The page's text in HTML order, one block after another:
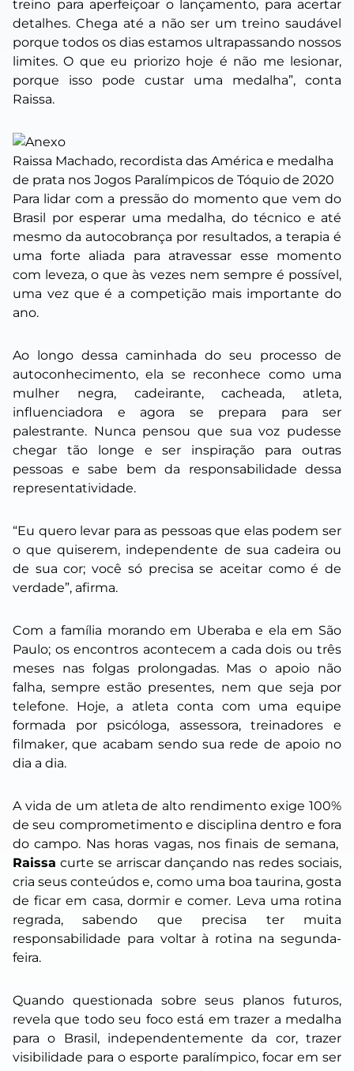
treino para aperfeiçoar o lançamento, para acertar
detalhes. Chega até a não ser um treino saudável
porque todos os dias estamos ultrapassando nossos
limites. O que eu priorizo hoje é não me lesionar,
porque isso pode custar uma medalha”, conta
Raissa.
Raissa Machado, recordista das América e medalha
de prata nos Jogos Paralímpicos de Tóquio de 2020
Para lidar com a pressão do momento que vem do
Brasil por esperar uma medalha, do técnico e até
mesmo da autocobrança por resultados, a terapia é
uma forte aliada para atravessar esse momento
com leveza, o que às vezes nem sempre é possível,
uma vez que é a competição mais importante do
ano.
Ao longo dessa caminhada do seu processo de
autoconhecimento, ela se reconhece como uma
mulher negra, cadeirante, cacheada, atleta,
influenciadora e agora se prepara para ser
palestrante. Nunca pensou que sua voz pudesse
chegar tão longe e ser inspiração para outras
pessoas e sabe bem da responsabilidade dessa
representatividade.
“Eu quero levar para as pessoas que elas podem ser
o que quiserem, independente de sua cadeira ou
de sua cor; você só precisa se aceitar como é de
verdade”, afirma.
Com a família morando em Uberaba e ela em São
Paulo; os encontros acontecem a cada dois ou três
meses nas folgas prolongadas. Mas o apoio não
falha, sempre estão presentes, nem que seja por
telefone. Hoje, a atleta conta com uma equipe
formada por psicóloga, assessora, treinadores e
filmaker, que acabam sendo sua rede de apoio no
dia a dia.
A vida de um atleta de alto rendimento exige 100%
de seu comprometimento e disciplina dentro e fora
do campo. Nas horas vagas, nos finais de semana,
Raissa curte se arriscar dançando nas redes sociais,
cria seus conteúdos e, como uma boa taurina, gosta
de ficar em casa, dormir e comer. Leva uma rotina
regrada, sabendo que precisa ter muita
responsabilidade para voltar à rotina na segunda-
feira.
Quando questionada sobre seus planos futuros,
revela que todo seu foco está em trazer a medalha
para o Brasil, independentemente da cor, trazer
visibilidade para o esporte paralímpico, focar em ser